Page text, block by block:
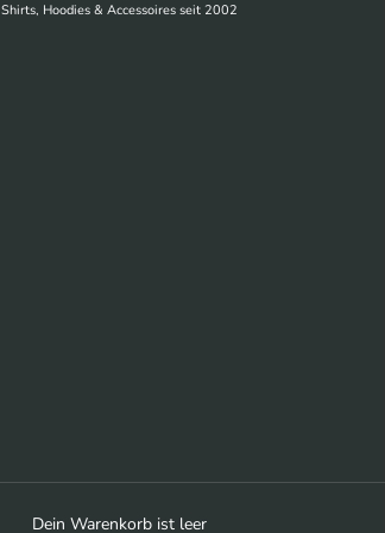
Shirts, Hoodies & Accessoires seit 2002
Dein Warenkorb ist leer